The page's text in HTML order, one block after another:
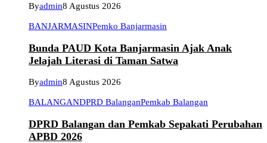
Byadmin8 Agustus 2026
BANJARMASINPemko Banjarmasin
Bunda PAUD Kota Banjarmasin Ajak Anak
Jelajah Literasi di Taman Satwa
Byadmin8 Agustus 2026
BALANGANDPRD BalanganPemkab Balangan
DPRD Balangan dan Pemkab Sepakati Perubahan
APBD 2026